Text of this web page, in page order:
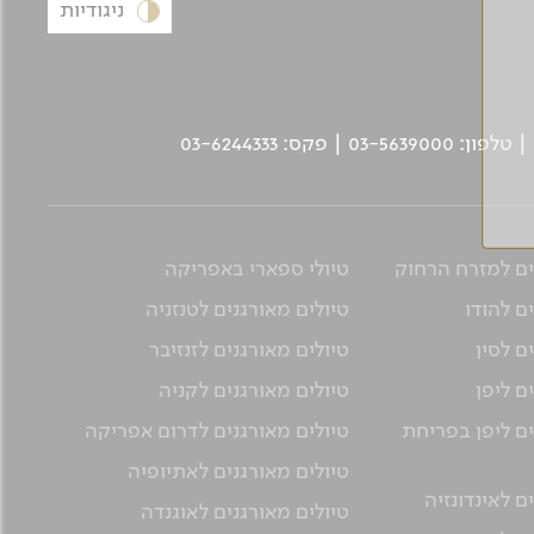
ניגודיות
למזרח הרחוק
להודו
לסין
ליפן
ליפן בפריחת
לאינדונזיה
טיולי ספארי באפריקה
טיולים מאורגנים לטנזניה
טיולים מאורגנים לזנזיבר
טיולים מאורגנים לקניה
טיולים מאורגנים לדרום אפריקה
טיולים מאורגנים לאתיופיה
טיולים מאורגנים לאוגנדה